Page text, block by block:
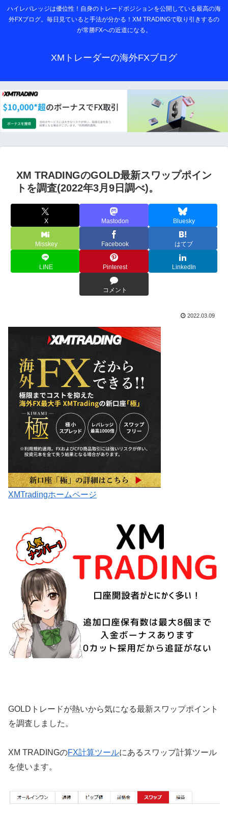
ハイレバレッジは優位性！自身のトレードポジションを公開している最高の海
外FXブログ。毎日見ていると手法が分かる！XM TRADINGで取り引きするの
が常勝FXへの近道になる。
XMトレーダーの海外FXブログ
XM TRADINGのGOLD最新スワップポイン
トを調査(2022年3月9日調べ)。
X Mastodon Bluesky
Misskey Facebook はてブ
LINE Pinterest LinkedIn
コメント
2022.03.09
XMTradingホームページ
GOLDトレードが熱いから気になる最新スワップポイント
を調査しました。
XM TRADINGのFX計算ツールにあるスワップ計算ツール
を使います。